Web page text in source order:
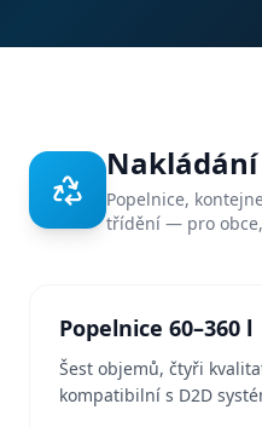
Popelnice,
třídění — pro obce,
Popelnice 60–360 l
Šest objemů, čtyři
kompatibilní s D2D